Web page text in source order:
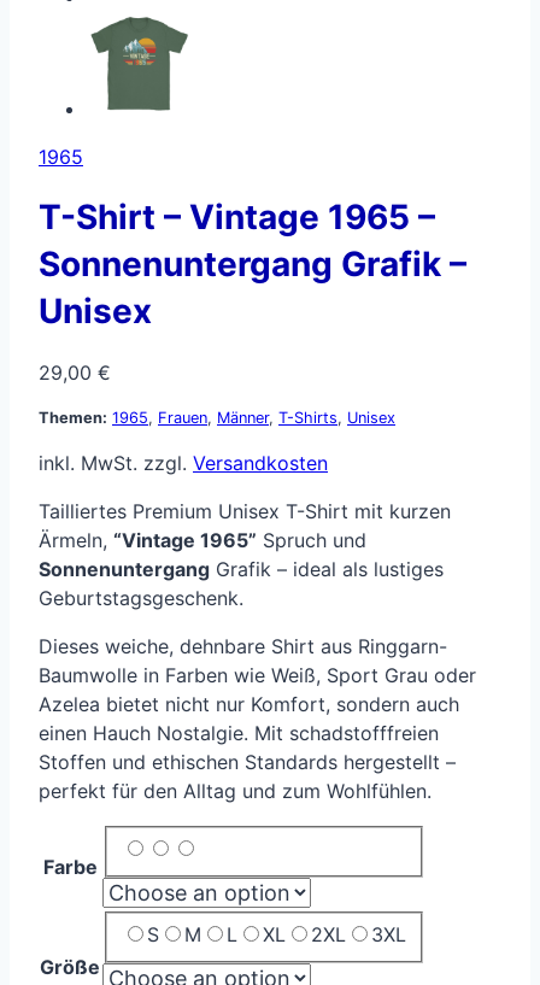
1965
T-Shirt – Vintage 1965 –
Sonnenuntergang Grafik –
Unisex
29,00 €
Themen: 1965, Frauen, Männer, T-Shirts, Unisex
inkl. MwSt. zzgl. Versandkosten
Tailliertes Premium Unisex T-Shirt mit kurzen
Ärmeln, “Vintage 1965” Spruch und
Sonnenuntergang Grafik – ideal als lustiges
Geburtstagsgeschenk.
Dieses weiche, dehnbare Shirt aus Ringgarn-
Baumwolle in Farben wie Weiß, Sport Grau oder
Azelea bietet nicht nur Komfort, sondern auch
einen Hauch Nostalgie. Mit schadstofffreien
Stoffen und ethischen Standards hergestellt –
perfekt für den Alltag und zum Wohlfühlen.
Farbe
Größe
S M L XL 2XL 3XL